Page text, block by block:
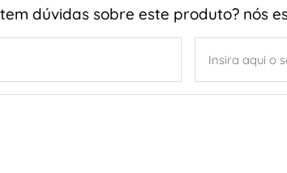
tem dúvidas sobre este produto? nós